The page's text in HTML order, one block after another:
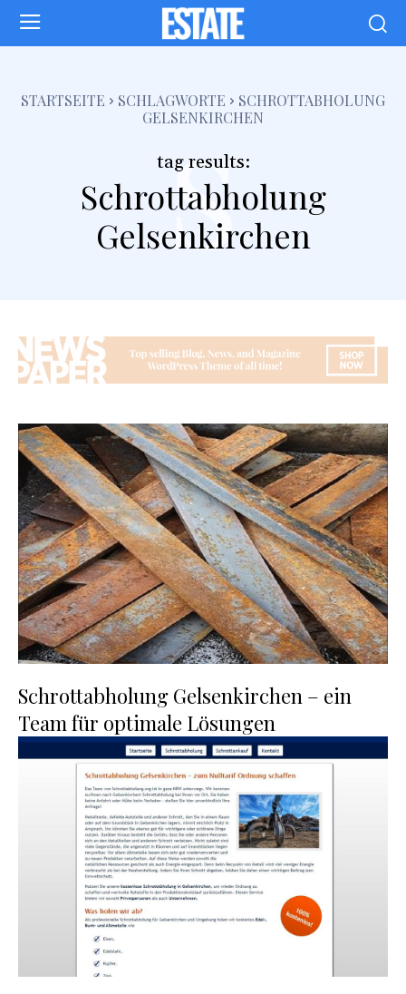
STARTSEITE SCHLAGWORTE
SCHROTTABHOLUNG
GELSENKIRCHEN
tag results:
Schrottabholung
Gelsenkirchen
s
Schrottabholung Gelsenkirchen – ein
Team für optimale Lösungen